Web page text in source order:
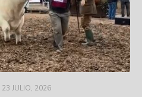
POSTED
23 JULIO, 2026